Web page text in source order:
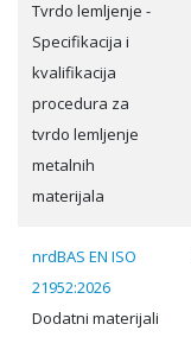
Tvrdo lemljenje -
Specifikacija i
kvalifikacija
procedura za
tvrdo lemljenje
metalnih
materijala
nrdBAS EN ISO
21952:2026
Dodatni materijali